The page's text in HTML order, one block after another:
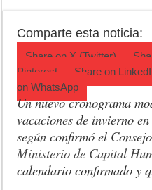
Comparte esta noticia:
Share on X (Twitter)
Pinterest
Share on
onWhatsApp
Un nuevo cronograma
vacaciones de invierno
según confirmó el
Ministerio de Capital
calendario confirmado y